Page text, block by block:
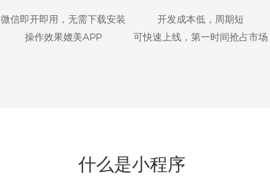
微信即开即用，无需下载安装
操作效果媲美APP
开发成本低，周期短
可快速上线，第一时间抢占市场
什么是小程序